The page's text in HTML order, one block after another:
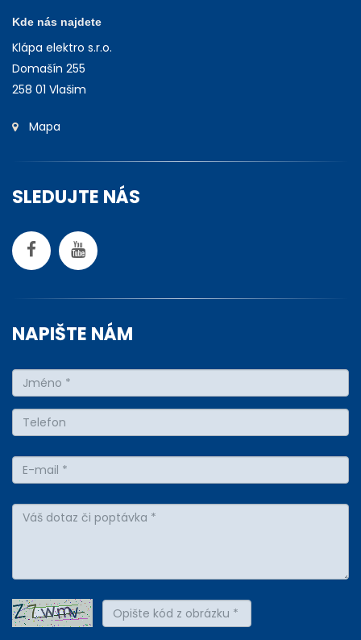
Kde nás najdete
Klápa elektro s.r.o.
Domašín 255
258 01 Vlašim
Mapa
SLEDUJTE NÁS
NAPIŠTE NÁM